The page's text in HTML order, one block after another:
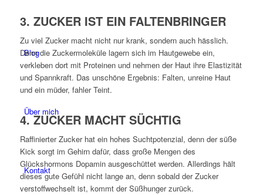
Blog
Über mich
Kontakt
3. ZUCKER IST EIN FALTENBRINGER
Zu viel Zucker macht nicht nur krank, sondern auch hässlich.
Denn die Zuckermoleküle lagern sich im Hautgewebe ein,
verkleben dort mit Proteinen und nehmen der Haut ihre Elastizität
und Spannkraft. Das unschöne Ergebnis: Falten, unreine Haut
und ein müder, fahler Teint.
4. ZUCKER MACHT SÜCHTIG
Raffinierter Zucker hat ein hohes Suchtpotenzial, denn der süße
Kick sorgt im Gehirn dafür, dass große Mengen des
Glückshormons Dopamin ausgeschüttet werden. Allerdings hält
dieses gute Gefühl nicht lange an, denn sobald der Zucker
verstoffwechselt ist, kommt der Süßhunger zurück.